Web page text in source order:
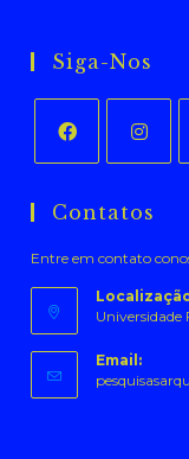
Siga-Nos
em
nova
aba
em
nova
aba
Contatos
Entre em contato
Universidade
Email: